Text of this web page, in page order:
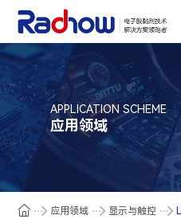
APPLICATION SCHEME
应用领域
应用领域 显示与触控